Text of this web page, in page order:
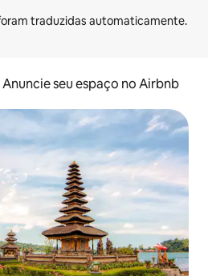
Anuncie seu espaço no Airbnb